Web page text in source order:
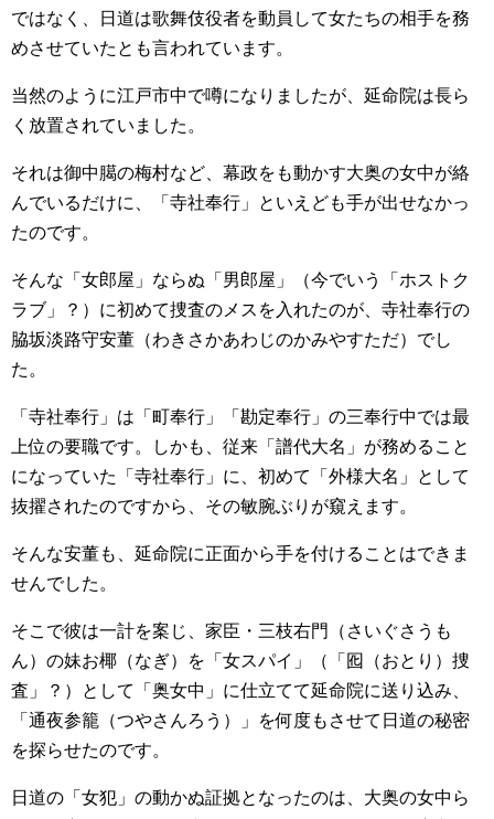
ではなく、日道は歌舞伎役者を動員して女たちの相手を務
めさせていたとも言われています。
当然のように江戸市中で噂になりましたが、延命院は長ら
く放置されていました。
それは御中臈の梅村など、幕政をも動かす大奥の女中が絡
んでいるだけに、「寺社奉行」といえども手が出せなかっ
たのです。
そんな「女郎屋」ならぬ「男郎屋」（今でいう「ホストク
ラブ」？）に初めて捜査のメスを入れたのが、寺社奉行の
脇坂淡路守安董（わきさかあわじのかみやすただ）でし
た。
「寺社奉行」は「町奉行」「勘定奉行」の三奉行中では最
上位の要職です。しかも、従来「譜代大名」が務めること
になっていた「寺社奉行」に、初めて「外様大名」として
抜擢されたのですから、その敏腕ぶりが窺えます。
そんな安董も、延命院に正面から手を付けることはできま
せんでした。
そこで彼は一計を案じ、家臣・三枝右門（さいぐさうも
ん）の妹お椰（なぎ）を「女スパイ」（「囮（おとり）捜
査」？）として「奥女中」に仕立てて延命院に送り込み、
「通夜参籠（つやさんろう）」を何度もさせて日道の秘密
を探らせたのです。
日道の「女犯」の動かぬ証拠となったのは、大奥の女中ら